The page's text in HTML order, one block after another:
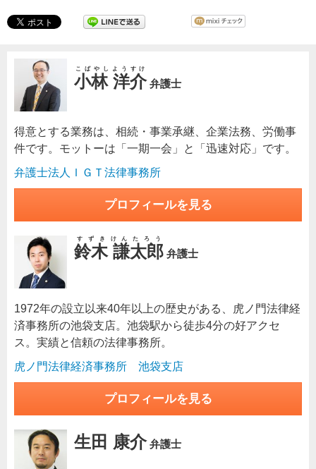
小林 洋介
こばやしようすけ
弁護士
得意とする業務は、相続・事業承継、企業法務、労働事
件です。モットーは「一期一会」と「迅速対応」です。
弁護士法人ＩＧＴ法律事務所
プロフィールを見る
鈴木 謙太郎
すずきけんたろう
弁護士
1972年の設立以来40年以上の歴史がある、虎ノ門法律経
済事務所の池袋支店。池袋駅から徒歩4分の好アクセ
ス。実績と信頼の法律事務所。
虎ノ門法律経済事務所 池袋支店
プロフィールを見る
生田 康介 弁護士